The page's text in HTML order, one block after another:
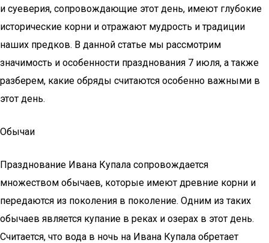
и суеверия, сопровождающие этот день, имеют глубокие
исторические корни и отражают мудрость и традиции
наших предков. В данной статье мы рассмотрим
значимость и особенности празднования 7 июля, а также
разберем, какие обряды считаются особенно важными в
этот день.
Обычаи
Празднование Ивана Купала сопровождается
множеством обычаев, которые имеют древние корни и
передаются из поколения в поколение. Одним из таких
обычаев является купание в реках и озерах в этот день.
Считается, что вода в ночь на Ивана Купала обретает